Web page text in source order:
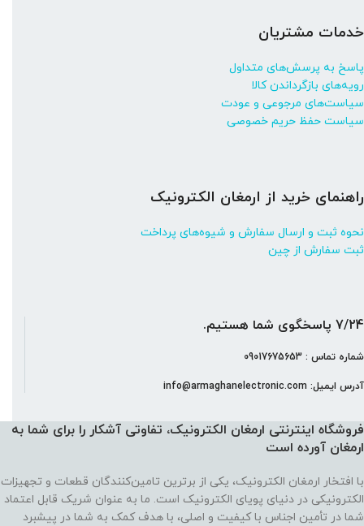
خدمات مشتریان
پاسخ به پرسش‌های متداول
رویه‌های بازگرداندن کالا
سیاست‌های مرجوعی و عودت
سیاست حفظ حریم خصوصی
راهنمای خرید از ارمغان الکترونیک
نحوه ثبت و ارسال سفارش و شیوه‌های پرداخت
ثبت سفارش از چین
7/24 پاسخگوی شما هستیم.
شماره تماس : 09017675653
آدرس ایمیل: info@armaghanelectronic.com
فروشگاه اینترنتی ارمغان الکترونیک، تفاوتی آشکار را برای شما به
ارمغان آورده‌ است
با افتخار ارمغان الکترونیک، یکی از برترین تامین‌کنندگان قطعات و تجهیزات
الکترونیکی در دنیای پویای الکترونیک است. ما به عنوان شریک قابل اعتماد
شما در تأمین اجناس با کیفیت و اصلی، با هدف کمک به شما در پیشبرد